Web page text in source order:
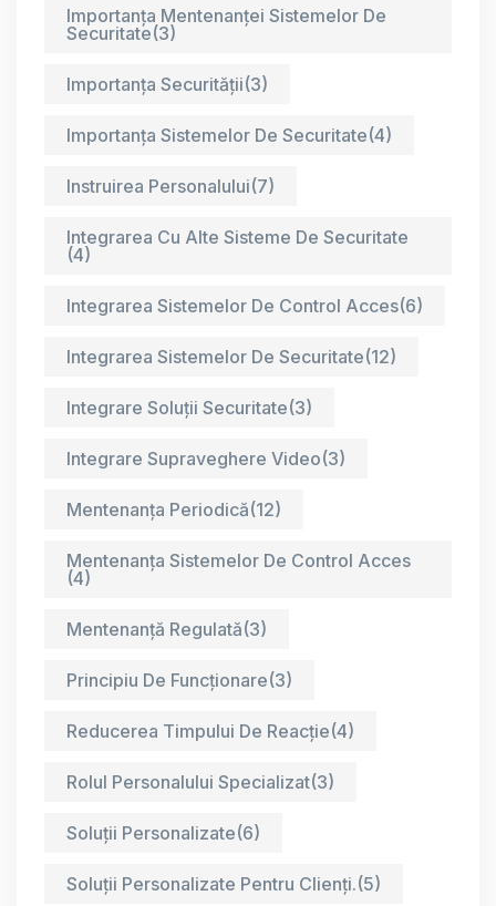
Importanța Mentenanței Sistemelor De
Securitate(3)
Importanța Securității(3)
Importanța Sistemelor De Securitate(4)
Instruirea Personalului(7)
Integrarea Cu Alte Sisteme De Securitate
(4)
Integrarea Sistemelor De Control Acces(6)
Integrarea Sistemelor De Securitate(12)
Integrare Soluții Securitate(3)
Integrare Supraveghere Video(3)
Mentenanța Periodică(12)
Mentenanța Sistemelor De Control Acces
(4)
Mentenanță Regulată(3)
Principiu De Funcționare(3)
Reducerea Timpului De Reacție(4)
Rolul Personalului Specializat(3)
Soluții Personalizate(6)
Soluții Personalizate Pentru Clienți.(5)